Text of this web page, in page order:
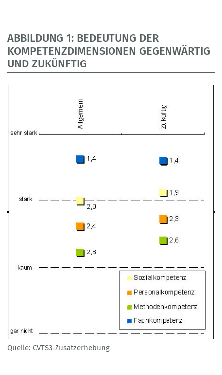
ABBILDUNG 1: BEDEUTUNG DER
KOMPETENZDIMENSIONEN GEGENWÄRTIG
UND ZUKÜNFTIG
Quelle: CVTS3-Zusatzerhebung